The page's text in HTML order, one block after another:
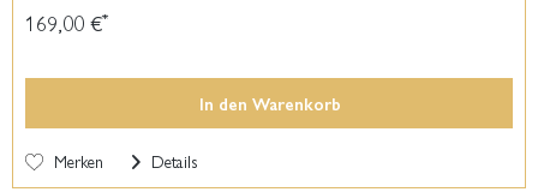
169,00 €*
In den Warenkorb
Merken Details